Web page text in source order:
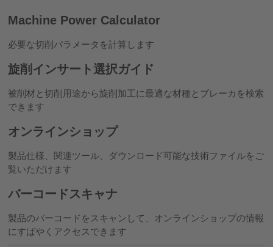
Machine Power Calculator
必要な切削パラメータを計算します
旋削インサート選択ガイド
被削材と切削用途から旋削加工に最適な材種とブレーカを検索
できます
オンラインショップ
製品仕様、関連ツール、ダウンロード可能な技術ファイルをご
覧いただけます
バーコードスキャナ
製品のバーコードをスキャンして、オンラインショップの情報
にすばやくアクセスできます